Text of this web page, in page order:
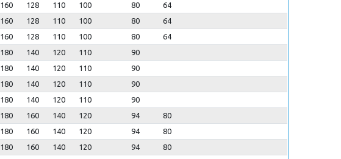
160 128 110 100 80
64
160 128 110 100 80
64
160 128 110 100 80
64
180 140 120 110
90
180 140 120 110
90
180 140 120 110
90
180 140 120 110
90
180 160 140 120 94
80
180 160 140 120 94
80
180 160 140 120 94
80